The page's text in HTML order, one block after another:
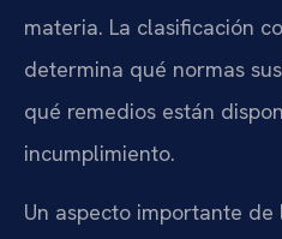
materia. La clasificación
determina qué normas
qué remedios están
incumplimiento.
Un aspecto importante